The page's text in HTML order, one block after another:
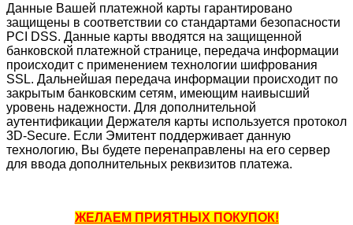
Данные Вашей платежной карты гарантировано
защищены в соответствии со стандартами безопасности
PCI DSS. Данные карты вводятся на защищенной
банковской платежной странице, передача информации
происходит с применением технологии шифрования
SSL. Дальнейшая передача информации происходит по
закрытым банковским сетям, имеющим наивысший
уровень надежности. Для дополнительной
аутентификации Держателя карты используется протокол
3D-Secure. Если Эмитент поддерживает данную
технологию, Вы будете перенаправлены на его сервер
для ввода дополнительных реквизитов платежа.
ЖЕЛАЕМ ПРИЯТНЫХ ПОКУПОК!